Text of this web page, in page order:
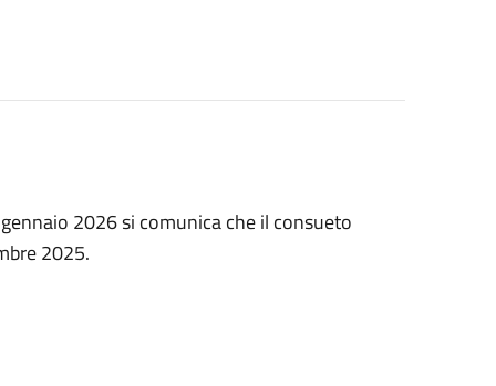
2026 si comunica che il consueto
2025.